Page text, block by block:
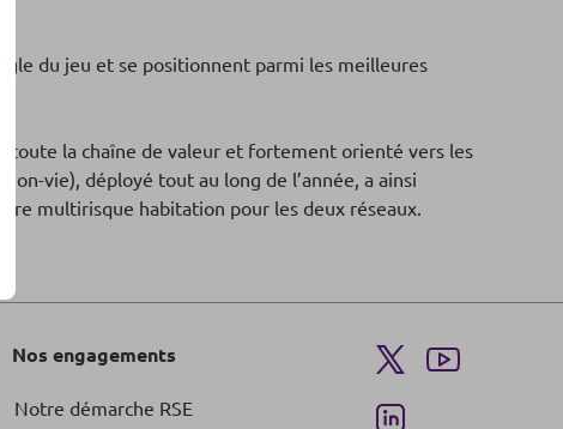
du jeu et se positionnent parmi les meilleures
toute la chaîne de valeur et fortement orienté vers les
vie), déployé tout au long de l’année, a ainsi
multirisque habitation pour les deux réseaux.
Nos engagements
Notre démarche RSE